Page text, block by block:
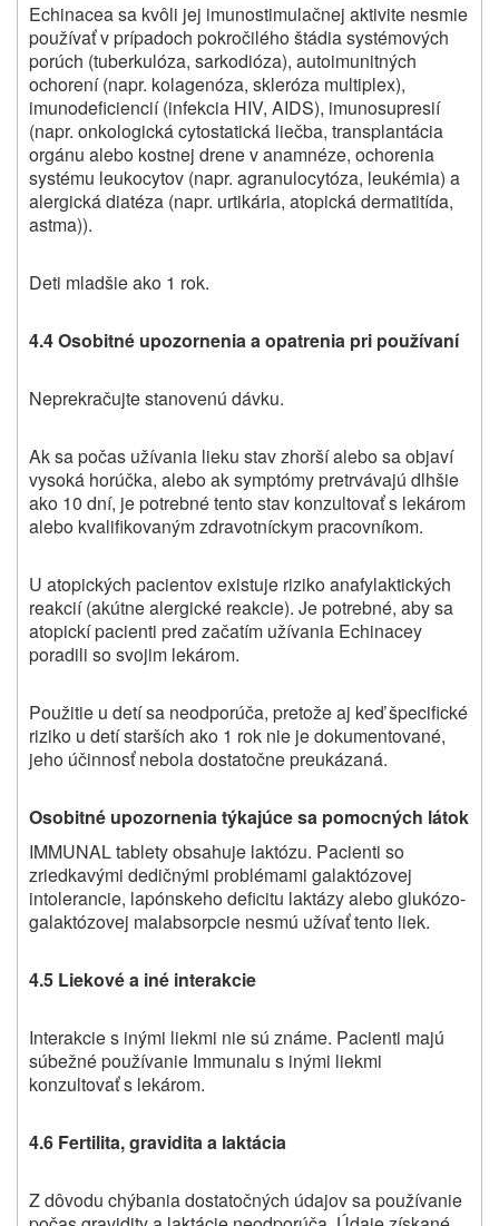
Echinacea sa kvôli jej imunostimulačnej aktivite nesmie
používať v prípadoch pokročilého štádia systémových
porúch (tuberkulóza, sarkodióza), autoimunitných
ochorení (napr. kolagenóza, skleróza multiplex),
imunodeficiencií (infekcia HIV, AIDS), imunosupresií
(napr. onkologická cytostatická liečba, transplantácia
orgánu alebo kostnej drene v anamnéze, ochorenia
systému leukocytov (napr. agranulocytóza, leukémia) a
alergická diatéza (napr. urtikária, atopická dermatitída,
astma)).
Deti mladšie ako 1 rok.
4.4 Osobitné upozornenia a opatrenia pri používaní
Neprekračujte stanovenú dávku.
Ak sa počas užívania lieku stav zhorší alebo sa objaví
vysoká horúčka, alebo ak symptómy pretrvávajú dlhšie
ako 10 dní, je potrebné tento stav konzultovať s lekárom
alebo kvalifikovaným zdravotníckym pracovníkom.
U atopických pacientov existuje riziko anafylaktických
reakcií (akútne alergické reakcie). Je potrebné, aby sa
atopickí pacienti pred začatím užívania Echinacey
poradili so svojim lekárom.
Použitie u detí sa neodporúča, pretože aj keď špecifické
riziko u detí starších ako 1 rok nie je dokumentované,
jeho účinnosť nebola dostatočne preukázaná.
Osobitné upozornenia týkajúce sa pomocných látok
IMMUNAL tablety obsahuje laktózu. Pacienti so
zriedkavými dedičnými problémami galaktózovej
intolerancie, lapónskeho deficitu laktázy alebo glukózo-
galaktózovej malabsorpcie nesmú užívať tento liek.
4.5 Liekové a iné interakcie
Interakcie s inými liekmi nie sú známe. Pacienti majú
súbežné používanie Immunalu s inými liekmi
konzultovať s lekárom.
4.6 Fertilita, gravidita a laktácia
Z dôvodu chýbania dostatočných údajov sa používanie